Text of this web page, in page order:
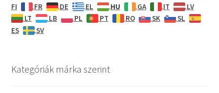
FI
FR DE EL HU GA IT
LV
LT
LB PL PT RO SK
SL
ES
SV
Kategóriák márka szerint